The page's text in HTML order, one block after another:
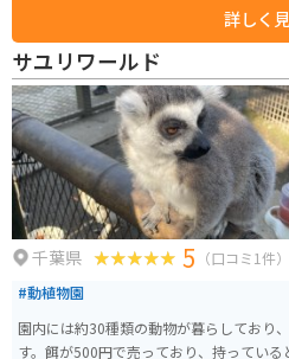
車が10台分のスペースがあります。隣に
チ休憩ついでに買い物もしたい時など便
詳しく
サユリワールド
千葉県 5 （口コミ1件）
#動植物園
園内には約30種類の動物が暮らしており
す。餌が500円で売っており、持ってい